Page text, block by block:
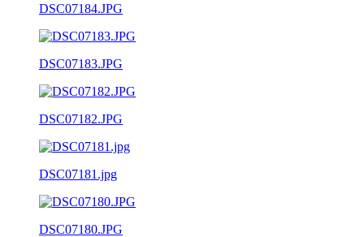
DSC07184.JPG
DSC07183.JPG
DSC07182.JPG
DSC07181.jpg
DSC07180.JPG